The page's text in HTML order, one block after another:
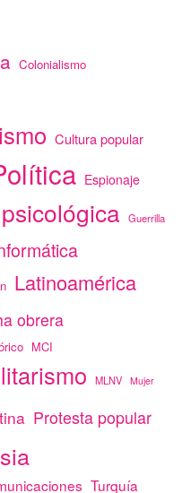
Colonialismo
Cultura popular
Espionaje
Guerrilla
Latinoamérica
obrera
MCI
MLNV Mujer
Protesta popular
Turquía